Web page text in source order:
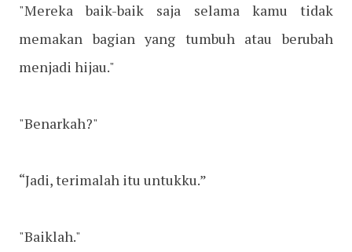
"Mereka baik-baik saja selama kamu tidak
memakan bagian yang tumbuh atau berubah
menjadi hijau."
"Benarkah?"
“Jadi, terimalah itu untukku.”
"Baiklah."